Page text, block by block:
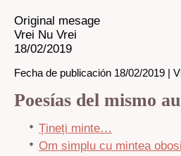
Original mesage
Vrei Nu Vrei
18/02/2019
Fecha de publicación 18/02/2019 |
Poesías del mismo
Țineți minte…
Om simplu cu mintea